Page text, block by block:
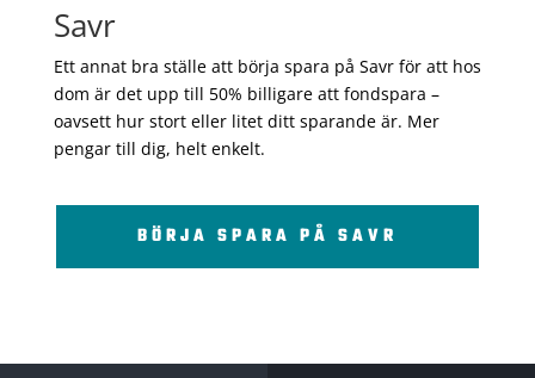
Savr
Ett annat bra ställe att börja spara på Savr för att hos
dom är det upp till 50% billigare att fondspara –
oavsett hur stort eller litet ditt sparande är. Mer
pengar till dig, helt enkelt.
BÖRJA SPARA PÅ SAVR